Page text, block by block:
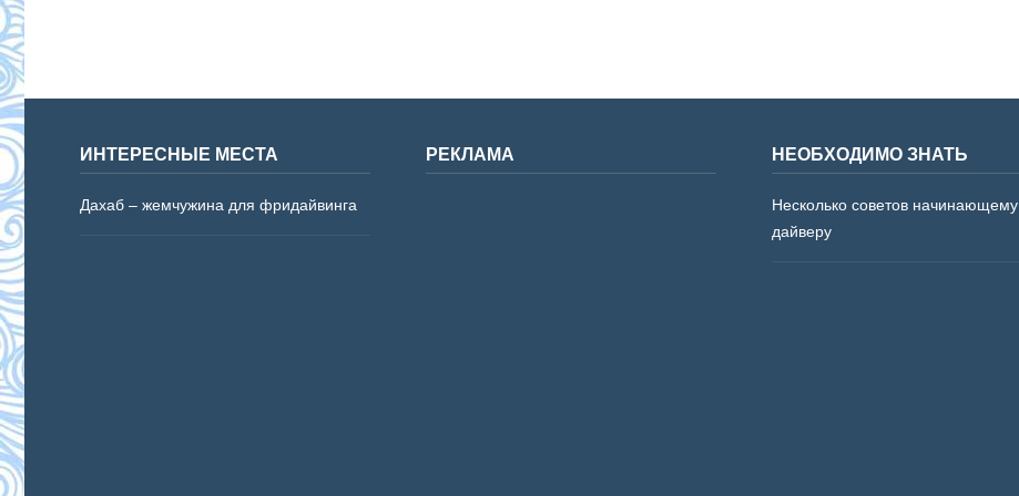
ИНТЕРЕСНЫЕ МЕСТА
Дахаб – жемчужина для фридайвинга
РЕКЛАМА НЕОБХОДИМО ЗНАТЬ
Несколько советов начинающему
дайверу